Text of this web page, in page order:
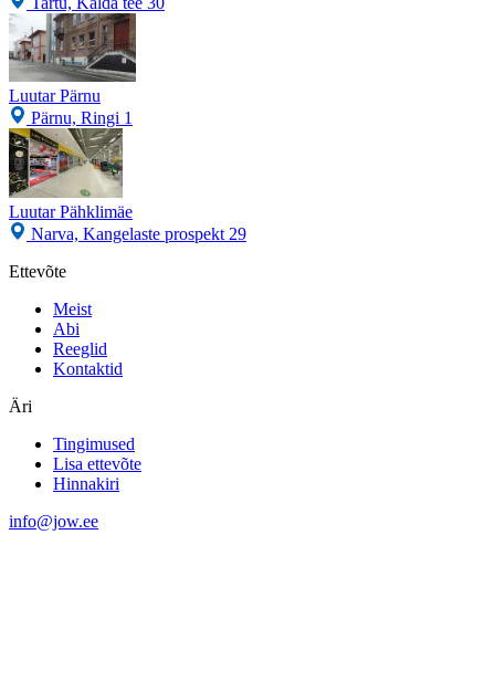
Luutar Pärnu
Pärnu, Ringi 1
Luutar Pähklimäe
Narva, Kangelaste prospekt 29
Ettevõte
Meist
Abi
Reeglid
Kontaktid
Äri
Tingimused
Lisa ettevõte
Hinnakiri
info@jow.ee